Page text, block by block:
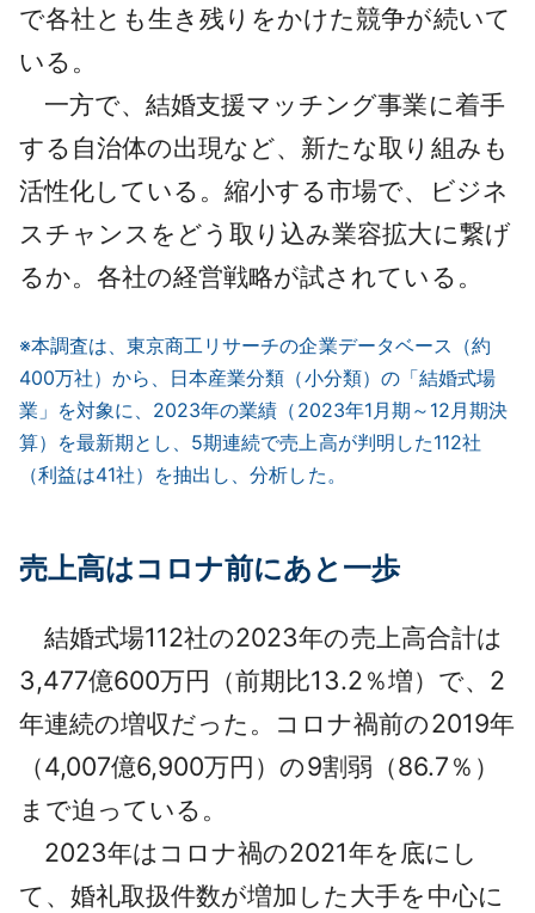
で各社とも生き残りをかけた競争が続いて
いる。
一方で、結婚支援マッチング事業に着手
する自治体の出現など、新たな取り組みも
活性化している。縮小する市場で、ビジネ
スチャンスをどう取り込み業容拡大に繋げ
るか。各社の経営戦略が試されている。
※本調査は、東京商工リサーチの企業データベース（約
400万社）から、日本産業分類（小分類）の「結婚式場
業」を対象に、2023年の業績（2023年1月期～12月期決
算）を最新期とし、5期連続で売上高が判明した112社
（利益は41社）を抽出し、分析した。
売上高はコロナ前にあと一歩
結婚式場112社の2023年の売上高合計は
3,477億600万円（前期比13.2％増）で、2
年連続の増収だった。コロナ禍前の2019年
（4,007億6,900万円）の9割弱（86.7％）
まで迫っている。
2023年はコロナ禍の2021年を底にし
て、婚礼取扱件数が増加した大手を中心に